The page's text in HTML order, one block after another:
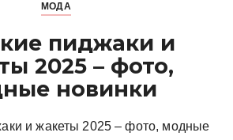
МОДА
пиджаки и
2025 – фото,
новинки